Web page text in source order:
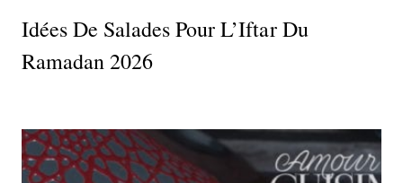
Idées De Salades Pour L’Iftar Du
Ramadan 2026